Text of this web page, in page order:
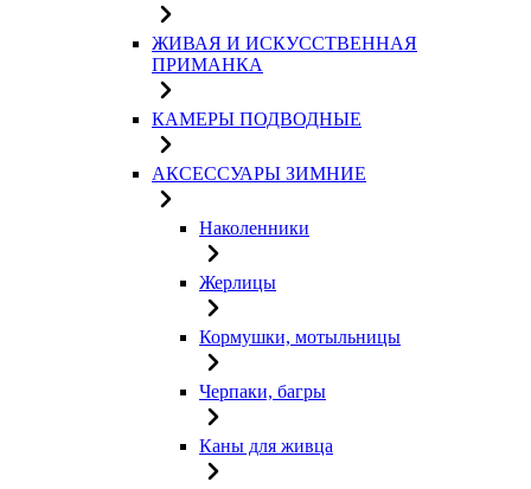
ЖИВАЯ И ИСКУССТВЕННАЯ
ПРИМАНКА
КАМЕРЫ ПОДВОДНЫЕ
АКСЕССУАРЫ ЗИМНИЕ
Наколенники
Жерлицы
Кормушки, мотыльницы
Черпаки, багры
Каны для живца